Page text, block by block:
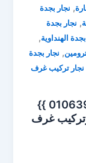
, نجار بجدة
, نجار بجدة
الهنداوية,
, نجار بجدة
نجار تركيب غرف
افضل نجار بجدة {{ للايجار 01063997733 }}
لفك وتركيب غرف